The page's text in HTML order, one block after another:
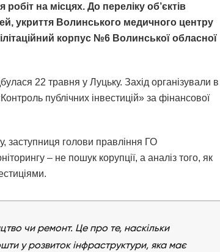
на місцях. До переліку об’єктів
укриття Волинського медичного центру
корпус №6 Волинської обласної
22 травня у Луцьку. Захід організували в
публічних інвестицій» за фінансової
заступниця голови правління ГО
– не пошук корупції, а аналіз того, як
чи ремонт. Це про те, наскільки
у розвиток інфраструктури, яка має